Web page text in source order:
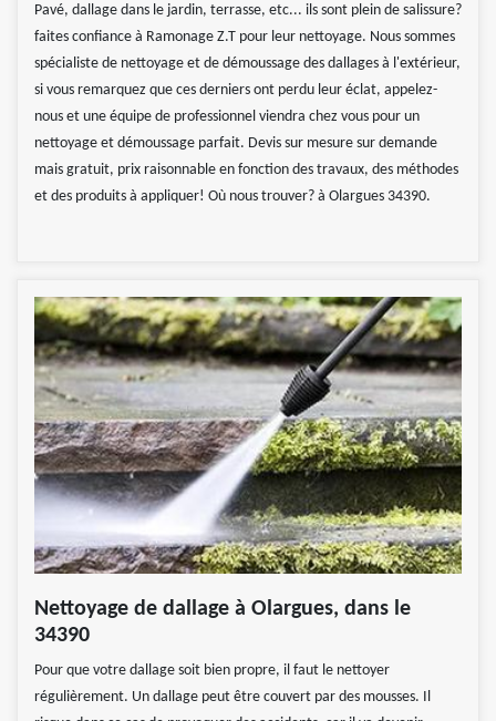
Pavé, dallage dans le jardin, terrasse, etc... ils sont plein de salissure?
faites confiance à Ramonage Z.T pour leur nettoyage. Nous sommes
spécialiste de nettoyage et de démoussage des dallages à l'extérieur,
si vous remarquez que ces derniers ont perdu leur éclat, appelez-
nous et une équipe de professionnel viendra chez vous pour un
nettoyage et démoussage parfait. Devis sur mesure sur demande
mais gratuit, prix raisonnable en fonction des travaux, des méthodes
et des produits à appliquer! Où nous trouver? à Olargues 34390.
Nettoyage de dallage à Olargues, dans le
34390
Pour que votre dallage soit bien propre, il faut le nettoyer
régulièrement. Un dallage peut être couvert par des mousses. Il